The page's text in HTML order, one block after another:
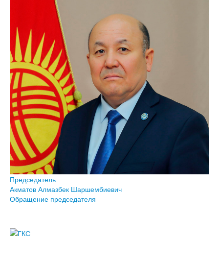
Председатель
Акматов Алмазбек Шаршембиевич
Обращение председателя